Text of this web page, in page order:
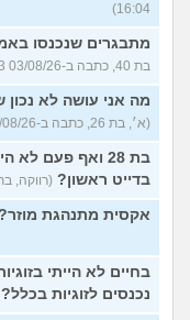
16:04)
מתבגרים שנכנסו
בת 40, כתבה ב-03/08/26 15:53)
מה אני עושה לא
(א׳, בת 26, כתבה ב-03/08/26 15:44)
בת 28 ואף פעם
בדייט ראשון? (רווקה, בת 28, כתבה ב-03/08/26
אקסית מתנהגת
בחיים לא הייתי
נכנסים לזוגיות בכלל?